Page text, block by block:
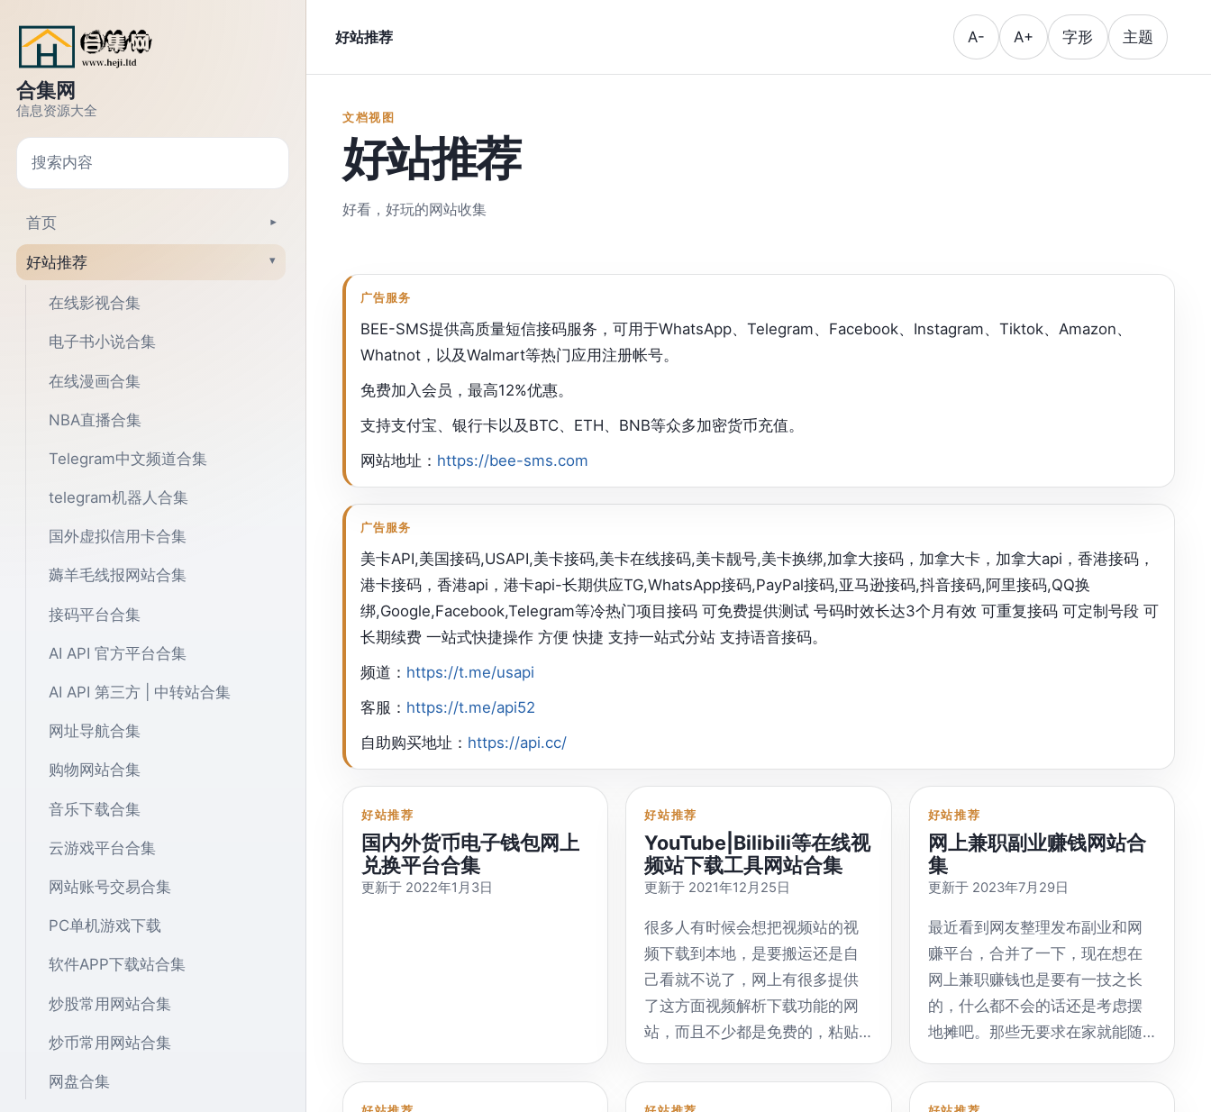
合集网
信息资源大全
搜索
首页 ▾
好站推荐 ▾
在线影视合集
电子书小说合集
在线漫画合集
NBA直播合集
Telegram中文频道合集
telegram机器人合集
国外虚拟信用卡合集
薅羊毛线报网站合集
接码平台合集
AI API 官方平台合集
AI API 第三方 | 中转站合集
网址导航合集
购物网站合集
音乐下载合集
云游戏平台合集
网站账号交易合集
PC单机游戏下载
软件APP下载站合集
炒股常用网站合集
炒币常用网站合集
网盘合集
好站推荐 A- A+ 字形 主题
文档视图
好站推荐
好看，好玩的网站收集
广告服务
BEE-SMS提供高质量短信接码服务，可用于WhatsApp、Telegram、Facebook、Instagram、Tiktok、Amazon、
Whatnot，以及Walmart等热门应用注册帐号。
免费加入会员，最高12%优惠。
支持支付宝、银行卡以及BTC、ETH、BNB等众多加密货币充值。
网站地址： https://bee-sms.com
广告服务
美卡API,美国接码,USAPI,美卡接码,美卡在线接码,美卡靓号,美卡换绑,加拿大接码，加拿大卡，加拿大api，香港接码，
港卡接码，香港api，港卡api-长期供应TG,WhatsApp接码,PayPal接码,亚马逊接码,抖音接码,阿里接码,QQ换
绑,Google,Facebook,Telegram等冷热门项目接码 可免费提供测试 号码时效长达3个月有效 可重复接码 可定制号段 可
长期续费 一站式快捷操作 方便 快捷 支持一站式分站 支持语音接码。
频道： https://t.me/usapi
客服： https://t.me/api52
自助购买地址： https://api.cc/
好站推荐
国内外货币电子钱包网上
兑换平台合集
更新于 2022年1月3日
好站推荐
YouTube|Bilibili等在线视
频站下载工具网站合集
更新于 2021年12月25日
很多人有时候会想把视频站的视
频下载到本地，是要搬运还是自
己看就不说了，网上有很多提供
了这方面视频解析下载功能的网
站，而且不少都是免费的，粘贴
载链接是有时效的，请及时下载
好站推荐
网上兼职副业赚钱网站合
集
更新于 2023年7月29日
最近看到网友整理发布副业和网
赚平台，合并了一下，现在想在
网上兼职赚钱也是要有一技之长
的，什么都不会的话还是考虑摆
地摊吧。那些无要求在家就能随
浪费时间和精力。这里整理了部